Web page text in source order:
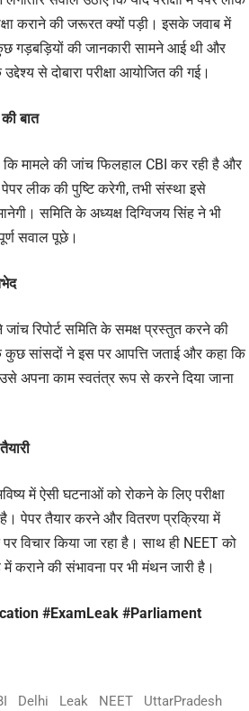
कराने की जरूरत क्यों पड़ी। इसके जवाब में
गड़बड़ियों की जानकारी सामने आई थी और
से दोबारा परीक्षा आयोजित की गई।
बात
मामले की जांच फिलहाल CBI कर रही है और
लीक की पुष्टि करेगी, तभी संस्था इसे
समिति के अध्यक्ष दिग्विजय सिंह ने भी
सवाल पूछे।
जांच रिपोर्ट समिति के समक्ष प्रस्तुत करने की
कुछ सांसदों ने इस पर आपत्ति जताई और कहा कि
अपना काम स्वतंत्र रूप से करने दिया जाना
में ऐसी घटनाओं को रोकने के लिए परीक्षा
है। पेपर तैयार करने और वितरण प्रक्रिया में
विचार किया जा रहा है। साथ ही NEET को
कराने की संभावना पर भी मंथन जारी है।
#ExamLeak #Parliament
Delhi Leak NEET UttarPradesh